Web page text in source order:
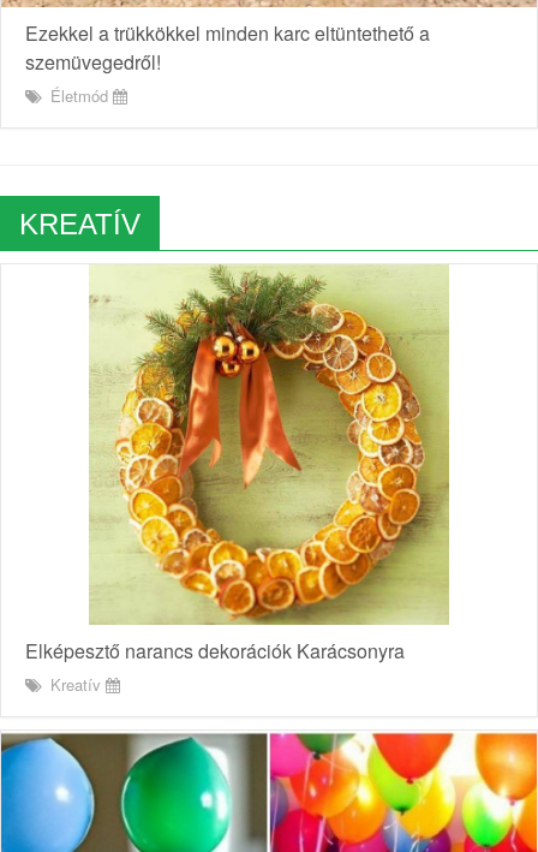
Ezekkel a trükkökkel minden karc eltüntethető a
szemüvegedről!
Életmód
KREATÍV
Elképesztő narancs dekorációk Karácsonyra
Kreatív